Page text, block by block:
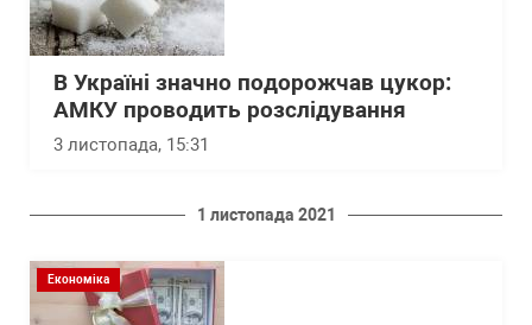
В Україні значно подорожчав цукор:
АМКУ проводить розслідування
3 листопада, 15:31
1 листопада 2021
Економіка